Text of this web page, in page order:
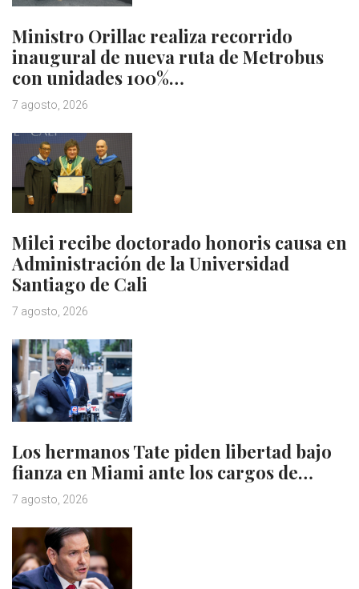
Ministro Orillac realiza recorrido
inaugural de nueva ruta de Metrobus
con unidades 100%…
7 agosto, 2026
Milei recibe doctorado honoris causa en
Administración de la Universidad
Santiago de Cali
7 agosto, 2026
Los hermanos Tate piden libertad bajo
fianza en Miami ante los cargos de…
7 agosto, 2026